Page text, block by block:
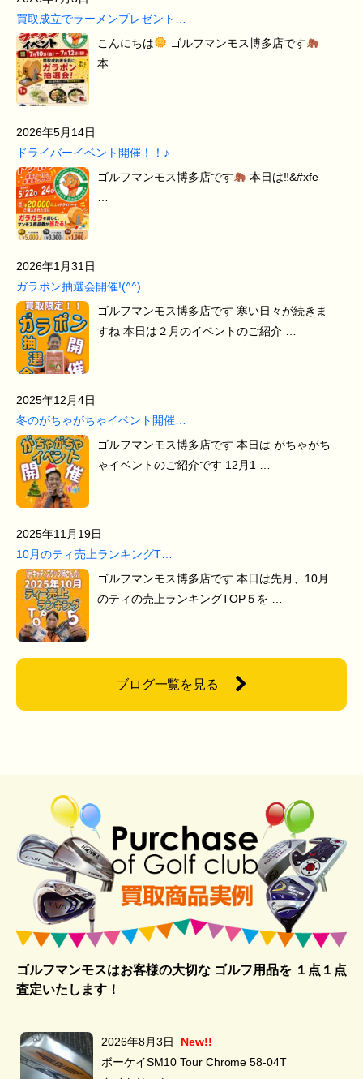
買取成立でラーメンプレゼント…
こんにちは
ゴルフマンモス博多店です
本 …
2026年5月14日
ドライバーイベント開催！！♪
ゴルフマンモス博多店です
本日は‼&#xfe
2026年1月31日
ガラポン抽選会開催!(^^)…
ゴルフマンモス博多店です 寒い日々が続きま
すね 本日は２月のイベントのご紹介 …
2025年12月4日
冬のがちゃがちゃイベント開催…
ゴルフマンモス博多店です 本日は がちゃがち
ゃイベントのご紹介です 12月1 …
2025年11月19日
10月のティ売上ランキングT…
ゴルフマンモス博多店です 本日は先月、10月
のティの売上ランキングTOP５を …
ブログ一覧を見る
ゴルフマンモスはお客様の大切な ゴルフ用品を１点１点
査定いたします！
2026年8月3日
New!!
ボーケイSM10 Tour Chrome 58-04T